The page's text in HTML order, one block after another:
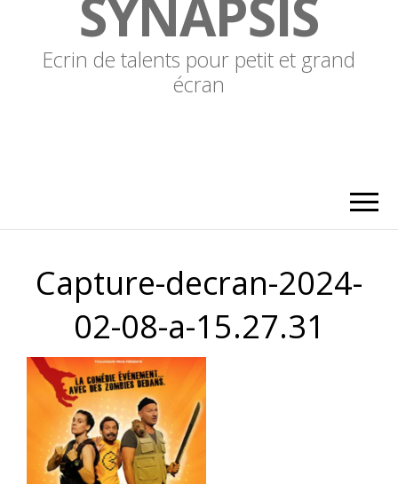
SYNAPSIS
Ecrin de talents pour petit et grand
écran
Capture-decran-2024-
02-08-a-15.27.31